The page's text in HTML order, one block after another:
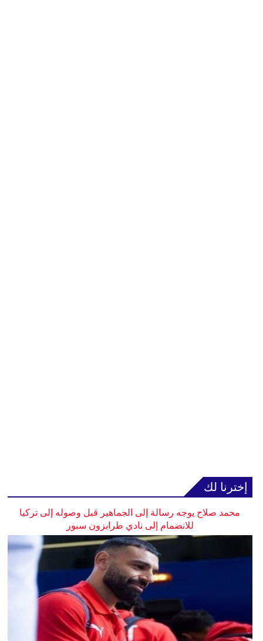
إخترنا لك
محمد صلاح يوجه رسالة إلى الجماهير قبل وصوله إلى تركيا
للانضمام إلى نادي طرابزون سبور